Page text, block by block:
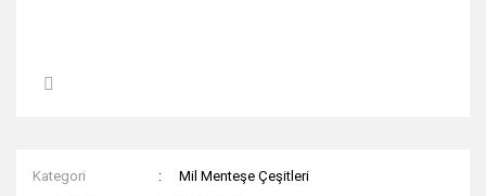
Kategori
Mil Menteşe Çeşitleri